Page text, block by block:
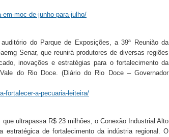
moc-de-junho-para-julho/
do Parque de Exposições, a 39ª Reunião da
Senar, que reunirá produtores de diversas regiões
inovações e estratégias para o fortalecimento da
do Rio Doce. (Diário do Rio Doce – Governador
fortalecer-a-pecuaria-leiteira/
ultrapassa R$ 23 milhões, o Conexão Industrial Alto
estratégica de fortalecimento da indústria regional. O